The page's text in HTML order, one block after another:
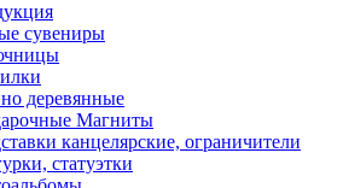
сувениры
деревянные
Магниты
канцелярские, ограничители
статуэтки